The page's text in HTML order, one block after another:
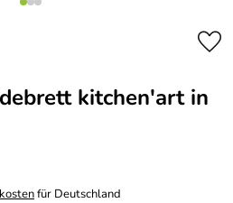
kitchen′art in
für Deutschland